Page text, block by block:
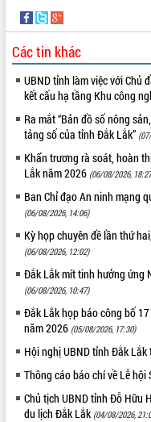
Các tin khác
UBND tỉnh làm việc với Chủ
kết cấu hạ tầng Khu công
Ra mắt “Bản đồ số nông
tảng số của tỉnh Đắk Lắk”
Khẩn trương rà soát, hoàn
Lắk năm 2026 (06/08/2026,
Ban Chỉ đạo An ninh mạng
(06/08/2026, 14:06)
Kỳ họp chuyên đề lần thứ
(06/08/2026, 12:02)
Đắk Lắk mít tinh hưởng ứng
(06/08/2026, 10:47)
Đắk Lắk họp báo công bố
năm 2026 (05/08/2026, 17:30)
Hội nghị UBND tỉnh Đắk
Thông cáo báo chí về Lễ
Chủ tịch UBND tỉnh Đỗ Hữu
du lịch Đắk Lắk (04/08/2026,